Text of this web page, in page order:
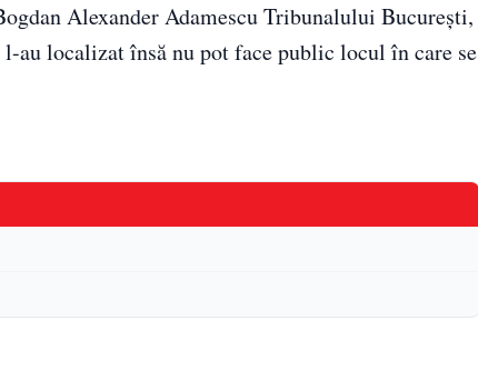
Alexander Adamescu Tribunalului Bucureşti,
au localizat însă nu pot face public locul în care se